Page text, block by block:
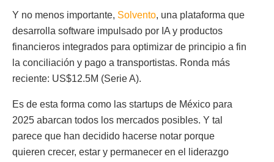
Y no menos importante, Solvento, una plataforma que
desarrolla software impulsado por IA y productos
financieros integrados para optimizar de principio a fin
la conciliación y pago a transportistas. Ronda más
reciente: US$12.5M (Serie A).
Es de esta forma como las startups de México para
2025 abarcan todos los mercados posibles. Y tal
parece que han decidido hacerse notar porque
quieren crecer, estar y permanecer en el liderazgo